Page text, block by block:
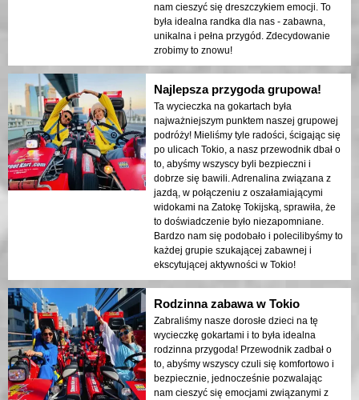
nam cieszyć się dreszczykiem emocji. To
była idealna randka dla nas - zabawna,
unikalna i pełna przygód. Zdecydowanie
zrobimy to znowu!
Najlepsza przygoda grupowa!
Ta wycieczka na gokartach była
najważniejszym punktem naszej grupowej
podróży! Mieliśmy tyle radości, ścigając się
po ulicach Tokio, a nasz przewodnik dbał o
to, abyśmy wszyscy byli bezpieczni i
dobrze się bawili. Adrenalina związana z
jazdą, w połączeniu z oszałamiającymi
widokami na Zatokę Tokijską, sprawiła, że
to doświadczenie było niezapomniane.
Bardzo nam się podobało i polecilibyśmy to
każdej grupie szukającej zabawnej i
ekscytującej aktywności w Tokio!
Rodzinna zabawa w Tokio
Zabraliśmy nasze dorosłe dzieci na tę
wycieczkę gokartami i to była idealna
rodzinna przygoda! Przewodnik zadbał o
to, abyśmy wszyscy czuli się komfortowo i
bezpiecznie, jednocześnie pozwalając
nam cieszyć się emocjami związanymi z